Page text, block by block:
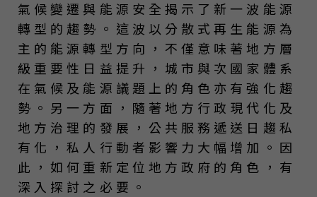
氣候變遷與能源安全揭示了新一波能源
轉型的趨勢。這波以分散式再生能源為
主的能源轉型方向，不僅意味著地方層
級重要性日益提升，城市與次國家體系
在氣候及能源議題上的角色亦有強化趨
勢。另一方面，隨著地方行政現代化及
地方治理的發展，公共服務遞送日趨私
有化，私人行動者影響力大幅增加。因
此，如何重新定位地方政府的角色，有
深入探討之必要。